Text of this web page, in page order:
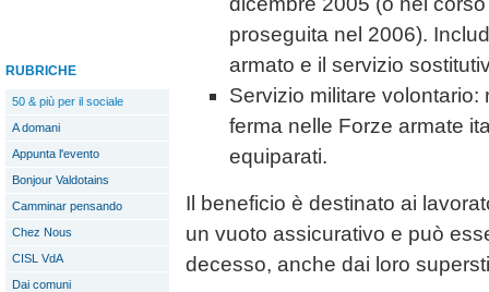
RUBRICHE
50 & più per il sociale
A domani
Appunta l'evento
Bonjour Valdotains
Camminar pensando
Chez Nous
CISL VdA
Dai comuni
proseguita nel 2006).
armato e il servizio
Servizio militare
ferma nelle Forze armate
equiparati.
Il beneficio è destinato ai
un vuoto assicurativo e può
decesso, anche dai loro